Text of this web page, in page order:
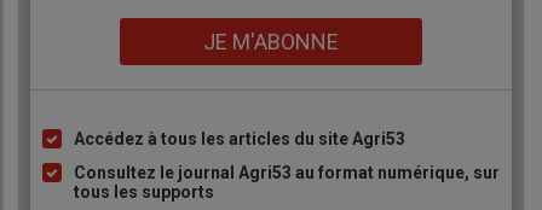
JE M'ABONNE
Liste
à
puce
Accédez à tous les articles du site Agri53
Consultez le journal Agri53 au format numérique, sur
tous les supports